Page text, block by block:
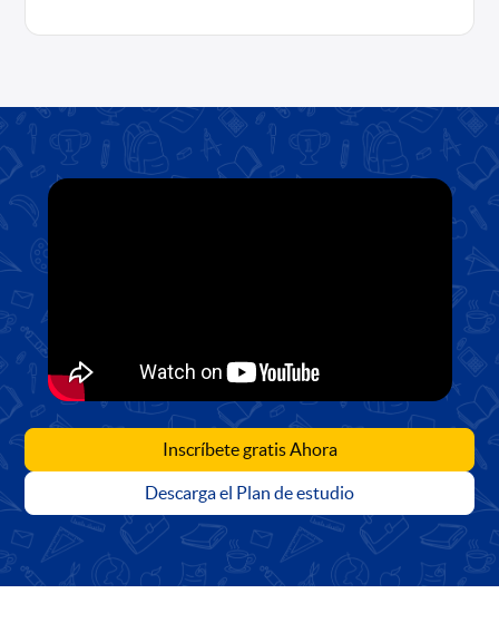
Inscríbete gratis Ahora
Descarga el Plan de estudio